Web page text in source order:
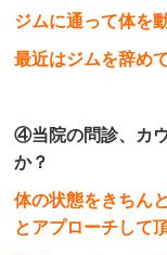
ジムに通って体を
最近はジムを辞め
④当院の問診、カ
か？
体の状態をきちん
とアプローチして